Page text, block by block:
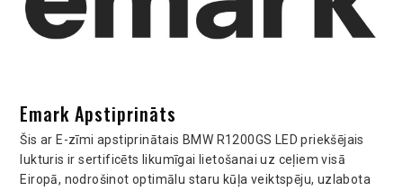
Emark Apstiprināts
Šis ar E-zīmi apstiprinātais BMW R1200GS LED priekšējais
lukturis ir sertificēts likumīgai lietošanai uz ceļiem visā
Eiropā, nodrošinot optimālu staru kūļa veiktspēju, uzlabota